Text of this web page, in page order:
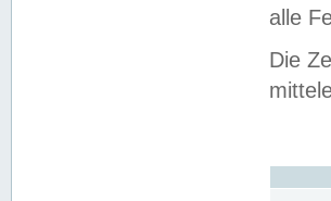
alle
Die